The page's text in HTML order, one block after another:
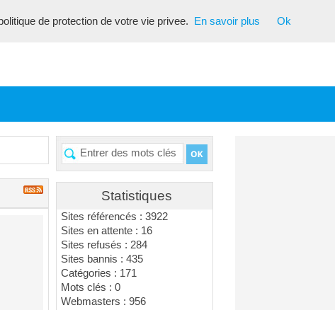
Statistiques
Sites référencés : 3922
Sites en attente : 16
Sites refusés : 284
Sites bannis : 435
Catégories : 171
Mots clés : 0
Webmasters : 956
de protection de votre vie privee. En savoir plus Ok